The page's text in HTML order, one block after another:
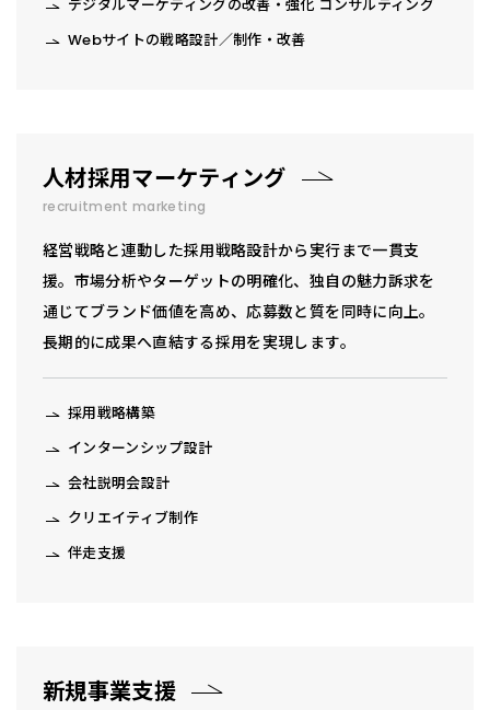
デジタルマーケティングの改善・強化 コンサルティング
Webサイトの戦略設計／制作・改善
人材採用マーケティング
recruitment marketing
経営戦略と連動した採用戦略設計から実行まで一貫支
援。市場分析やターゲットの明確化、独自の魅力訴求を
通じてブランド価値を高め、応募数と質を同時に向上。
長期的に成果へ直結する採用を実現します。
採用戦略構築
インターンシップ設計
会社説明会設計
クリエイティブ制作
伴走支援
新規事業支援